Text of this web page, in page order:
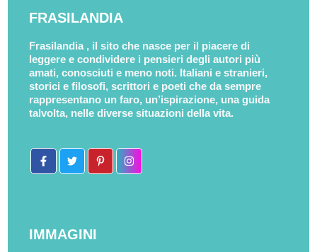
FRASILANDIA
Frasilandia , il sito che nasce per il piacere di
leggere e condividere i pensieri degli autori più
amati, conosciuti e meno noti. Italiani e stranieri,
storici e filosofi, scrittori e poeti che da sempre
rappresentano un faro, un’ispirazione, una guida
talvolta, nelle diverse situazioni della vita.
IMMAGINI